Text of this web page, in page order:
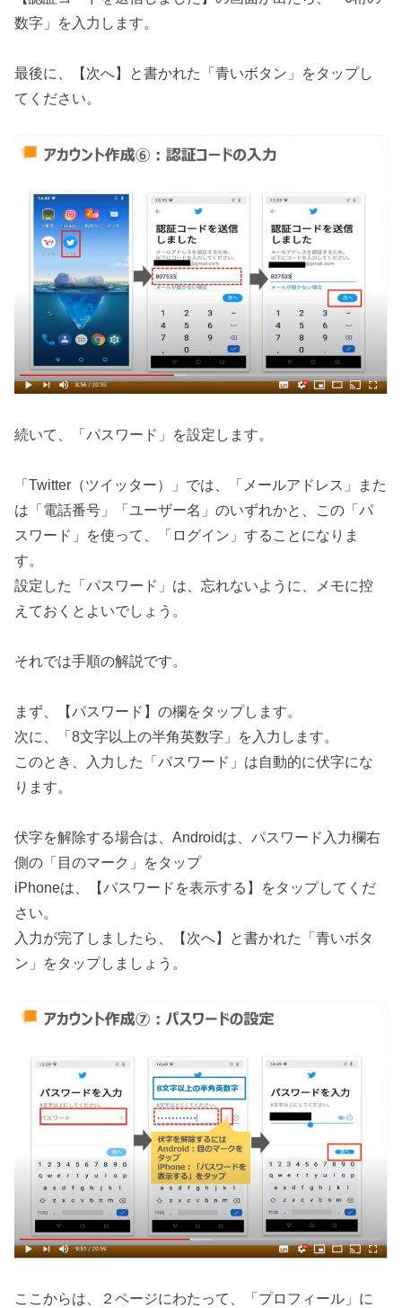
数字」を入力します。
最後に、【次へ】と書かれた「青いボタン」をタップし
てください。
続いて、「パスワード」を設定します。
「Twitter（ツイッター）」では、「メールアドレス」また
は「電話番号」「ユーザー名」のいずれかと、この「パ
スワード」を使って、「ログイン」することになりま
す。
設定した「パスワード」は、忘れないように、メモに控
えておくとよいでしょう。
それでは手順の解説です。
まず、【パスワード】の欄をタップします。
次に、「8文字以上の半角英数字」を入力します。
このとき、入力した「パスワード」は自動的に伏字にな
ります。
伏字を解除する場合は、Androidは、パスワード入力欄右
側の「目のマーク」をタップ
iPhoneは、【パスワードを表示する】をタップしてくだ
さい。
入力が完了しましたら、【次へ】と書かれた「青いボタ
ン」をタップしましょう。
ここからは、２ページにわたって、「プロフィール」に